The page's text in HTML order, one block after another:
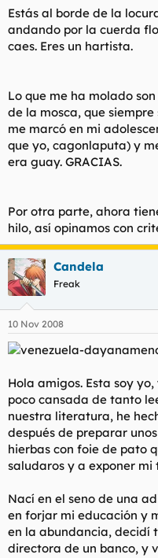
Estás al borde de la
andando por la cuerda
caes. Eres un hartista.
Lo que me ha molado
de la mosca, que
me marcó en mi
que yo, cagonlaputa) y
era guay. GRACIAS.
Por otra parte, ahora
hilo, así opinamos con
Candela
Freak
10 Nov 2008
Hola amigos. Esta soy
poco cansada de tanto
nuestra literatura, he
después de preparar
hierbas con foie de pato
saludaros y a exponer mi
Nací en el seno de una
en forjar mi educación y
en la abundancia, decidí
directora de un banco, y